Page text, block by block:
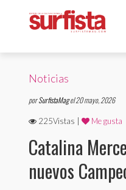
Noticias
porSurfistaMagel 20 mayo, 2026
225Vistas | Me gusta
Catalina
nuevos